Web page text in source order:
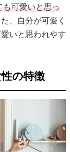
可愛いと思っ
た、自分が可愛く
いと思われやす
の特徴